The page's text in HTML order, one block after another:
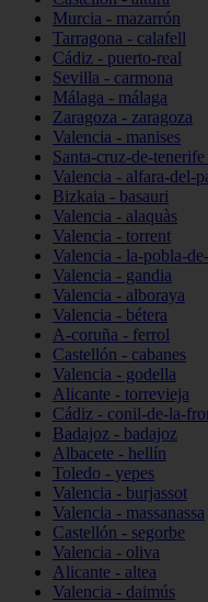
Murcia - mazarrón
Tarragona - calafell
Cádiz - puerto-real
Sevilla - carmona
Málaga - málaga
Zaragoza - zaragoza
Valencia - manises
Santa-cruz-de-
Valencia - alfara-del-
Bizkaia - basauri
Valencia - alaquàs
Valencia - torrent
Valencia - la-pobla-
Valencia - gandia
Valencia - alboraya
Valencia - bétera
A-coruña - ferrol
Castellón - cabanes
Valencia - godella
Alicante - torrevieja
Cádiz - conil-de-la-
Badajoz - badajoz
Albacete - hellín
Toledo - yepes
Valencia - burjassot
Valencia - massanassa
Castellón - segorbe
Valencia - oliva
Alicante - altea
Valencia - daimús